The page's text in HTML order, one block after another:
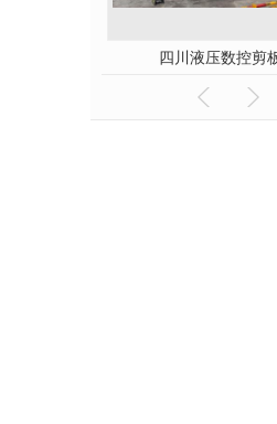
四川液压数控剪